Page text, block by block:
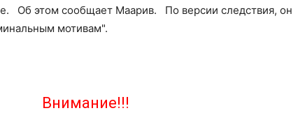
Об этом сообщает Маарив. По версии следствия, он
мотивам".
Внимание!!!